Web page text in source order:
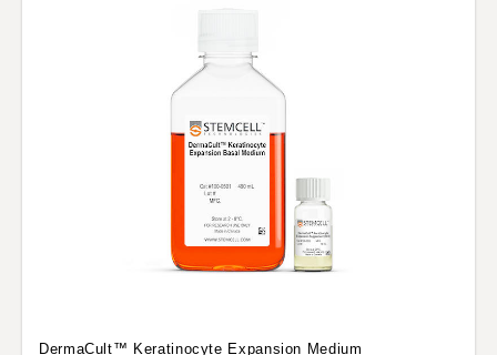
DermaCult™ Keratinocyte Expansion Medium